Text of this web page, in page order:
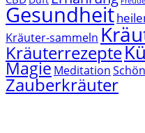
Gesundheit
Kräuter-sammeln
Kräuterrezepte
MagieMeditation
Zauberkräuter